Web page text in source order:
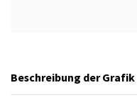
Beschreibung der Grafik